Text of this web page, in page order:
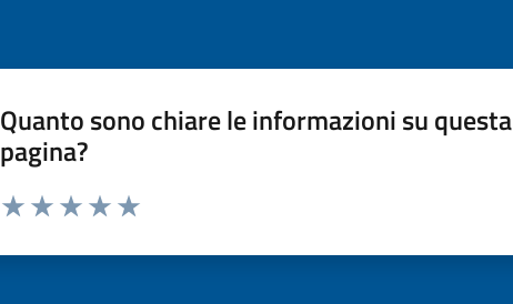
Quanto sono chiare le informazioni su questa
pagina?
Valuta da 1 a 5 stelle la pagina